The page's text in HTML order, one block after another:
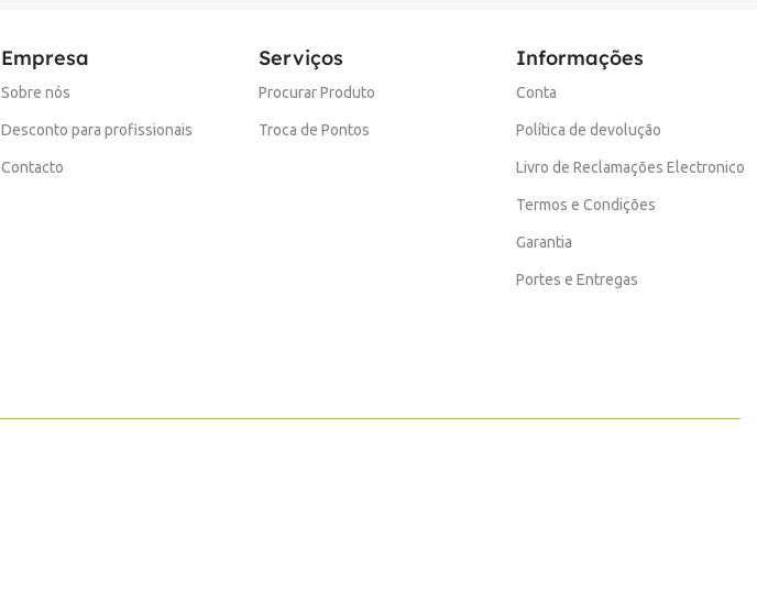
Empresa
Sobre nós
Desconto para profissionais
Contacto
Serviços
Procurar Produto
Troca de Pontos
Informações
Conta
Política de devolução
Livro de Reclamações Electronico
Termos e Condições
Garantia
Portes e Entregas